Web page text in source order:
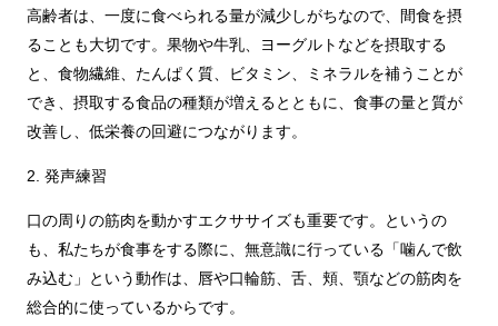
高齢者は、一度に食べられる量が減少しがちなので、間食を摂
ることも大切です。果物や牛乳、ヨーグルトなどを摂取する
と、食物繊維、たんぱく質、ビタミン、ミネラルを補うことが
でき、摂取する食品の種類が増えるとともに、食事の量と質が
改善し、低栄養の回避につながります。
2. 発声練習
口の周りの筋肉を動かすエクササイズも重要です。というの
も、私たちが食事をする際に、無意識に行っている「噛んで飲
み込む」という動作は、唇や口輪筋、舌、頬、顎などの筋肉を
総合的に使っているからです。